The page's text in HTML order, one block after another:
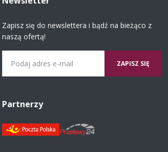
Zapisz się do newslettera i bądź na bieżąco z
naszą ofertą!
Partnerzy